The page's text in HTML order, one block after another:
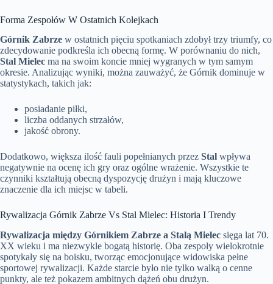
Forma Zespołów W Ostatnich Kolejkach
Górnik Zabrze w ostatnich pięciu spotkaniach zdobył trzy triumfy, co
zdecydowanie podkreśla ich obecną formę. W porównaniu do nich,
Stal Mielec ma na swoim koncie mniej wygranych w tym samym
okresie. Analizując wyniki, można zauważyć, że Górnik dominuje w
statystykach, takich jak:
posiadanie piłki,
liczba oddanych strzałów,
jakość obrony.
Dodatkowo, większa ilość fauli popełnianych przez Stal wpływa
negatywnie na ocenę ich gry oraz ogólne wrażenie. Wszystkie te
czynniki kształtują obecną dyspozycję drużyn i mają kluczowe
znaczenie dla ich miejsc w tabeli.
Rywalizacja Górnik Zabrze Vs Stal Mielec: Historia I Trendy
Rywalizacja między Górnikiem Zabrze a Stalą Mielec sięga lat 70.
XX wieku i ma niezwykle bogatą historię. Oba zespoły wielokrotnie
spotykały się na boisku, tworząc emocjonujące widowiska pełne
sportowej rywalizacji. Każde starcie było nie tylko walką o cenne
punkty, ale też pokazem ambitnych dążeń obu drużyn.